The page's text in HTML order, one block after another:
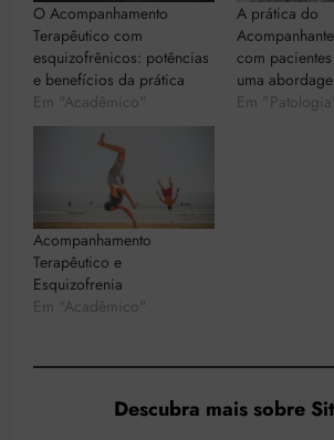
O Acompanhamento
Terapêutico com
esquizofrênicos: potências
e benefícios da prática
Em "Acadêmico"
A prática do
com
uma
Em
Acompanhamento
Terapêutico e
Esquizofrenia
Em "Acadêmico"
Descubra mais sobre